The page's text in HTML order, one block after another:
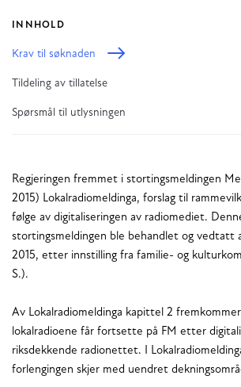
INNHOLD
Krav til søknaden
Tildeling av tillatelse
Spørsmål til utlysningen
Regjeringen fremmet i stortingsmeldingen
2015) Lokalradiomeldinga, forslag til
følge av digitaliseringen av radiomediet.
stortingsmeldingen ble behandlet og vedtatt
2015, etter innstilling fra familie- og
S.).
Av Lokalradiomeldinga kapittel 2
lokalradioene får fortsette på FM etter
riksdekkende radionettet. I
forlengingen skjer med uendret